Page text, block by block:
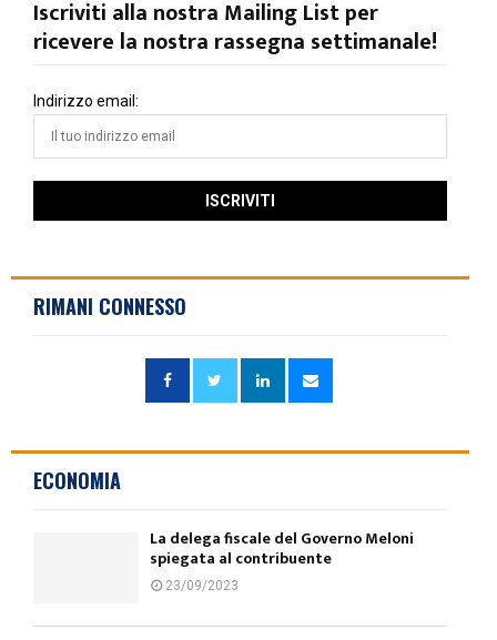
Iscriviti alla nostra Mailing List per
ricevere la nostra rassegna settimanale!
Indirizzo email:
RIMANI CONNESSO
ECONOMIA
La delega fiscale del Governo Meloni
spiegata al contribuente
23/09/2023